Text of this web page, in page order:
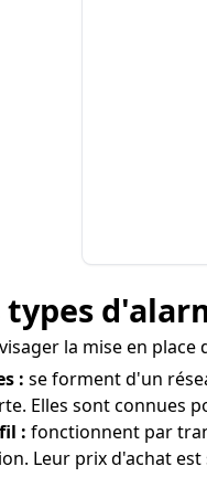
la mise en
: se forment d'un
Elles sont connues
: fonctionnent par
Leur prix d'achat